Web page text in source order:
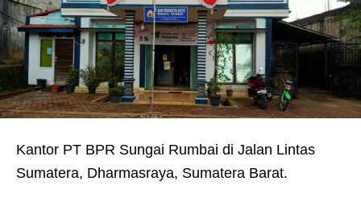
Kantor PT BPR Sungai Rumbai di Jalan Lintas
Sumatera, Dharmasraya, Sumatera Barat.